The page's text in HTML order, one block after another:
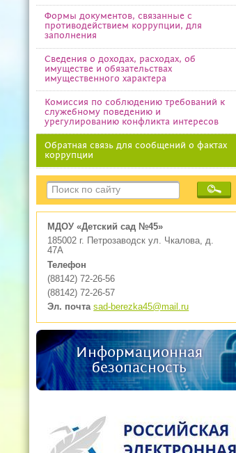
Формы документов, связанные с
противодействием коррупции, для
заполнения
Сведения о доходах, расходах, об
имуществе и обязательствах
имущественного характера
Комиссия по соблюдению требований к
служебному поведению и
урегулированию конфликта интересов
Обратная связь для сообщений о фактах
коррупции
МДОУ «Детский сад №45»
185002 г. Петрозаводск ул. Чкалова, д.
47А
Телефон
(88142) 72-26-56
(88142) 72-26-57
Эл. почта sad-berezka45@mail.ru
Информационная
безопасность